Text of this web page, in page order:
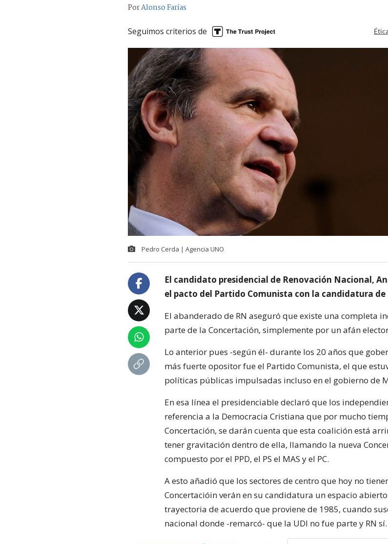
PorAlonso Farías
Seguimos criterios de
Pedro Cerda | Agencia UNO
El candidato presidencial de Renovación Nacional,
el pacto del Partido Comunista con la candidatura
El abanderado de RN aseguró que existe una completa
parte de la Concertación, simplemente por un afán
Lo anterior pues -según él- durante los 20 años que
más fuerte opositor fue el Partido Comunista, el que
políticas públicas impulsadas incluso en el gobierno de
En esa línea el presidenciable declaró que los
referencia a la Democracia Cristiana que por mucho
Concertación, se darán cuenta que esta coalición está
tener gravitación dentro de ella, llamando la nueva
compuesto por el PPD, el PS el MAS y el PC.
A esto añadió que los sectores de centro que hoy no
Concertacióin verán en su candidatura un espacio
trayectoria de acuerdo que proviene de 1985, cuando
nacional donde -remarcó- que la UDI no fue parte y RN sí.